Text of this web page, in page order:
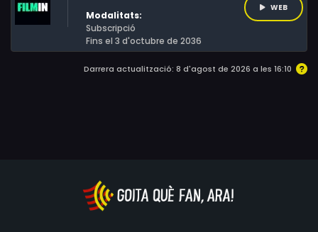
la història darrere dels judicis per corrupció en curs de
Netanyahu i com està informant les seves accions
actuals després de l'atemptat contra Hamàs del 7
Modalitats:
Subscripció
Fins el 3 d'octubre de 2036
WEB
Darrera actualització: 8 d'agost de 2026 a les 16:10